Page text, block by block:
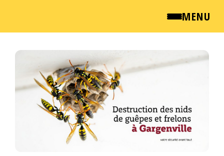
MENU
QUI SOMMES NOUS ?
NEWSROOM
TARIFS